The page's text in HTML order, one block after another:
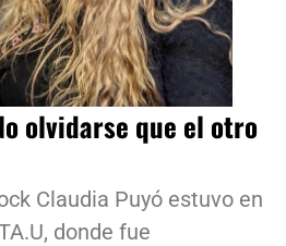
olvidarse que el otro
Claudia Puyó estuvo en
donde fue